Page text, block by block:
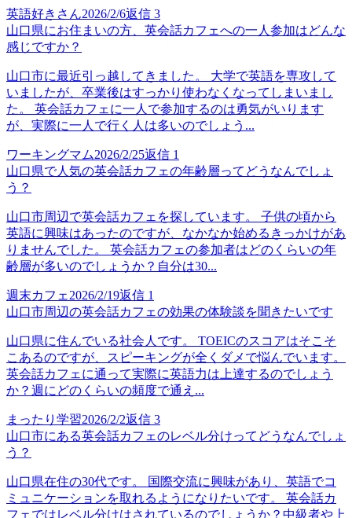
英語好きさん2026/2/6返信 3
山口県にお住まいの方、英会話カフェへの一人参加はどんな
感じですか？
山口市に最近引っ越してきました。 大学で英語を専攻して
いましたが、卒業後はすっかり使わなくなってしまいまし
た。 英会話カフェに一人で参加するのは勇気がいります
が、実際に一人で行く人は多いのでしょう...
ワーキングマム2026/2/25返信 1
山口県で人気の英会話カフェの年齢層ってどうなんでしょ
う？
山口市周辺で英会話カフェを探しています。 子供の頃から
英語に興味はあったのですが、なかなか始めるきっかけがあ
りませんでした。 英会話カフェの参加者はどのくらいの年
齢層が多いのでしょうか？自分は30...
週末カフェ 2026/2/19返信 1
山口市周辺の英会話カフェの効果の体験談を聞きたいです
山口県に住んでいる社会人です。 TOEICのスコアはそこそ
こあるのですが、スピーキングが全くダメで悩んでいます。
英会話カフェに通って実際に英語力は上達するのでしょう
か？週にどのくらいの頻度で通え...
まったり学習2026/2/2返信 3
山口市にある英会話カフェのレベル分けってどうなんでしょ
う？
山口県在住の30代です。 国際交流に興味があり、英語でコ
ミュニケーションを取れるようになりたいです。 英会話カ
フェではレベル分けはされているのでしょうか？中級者や上